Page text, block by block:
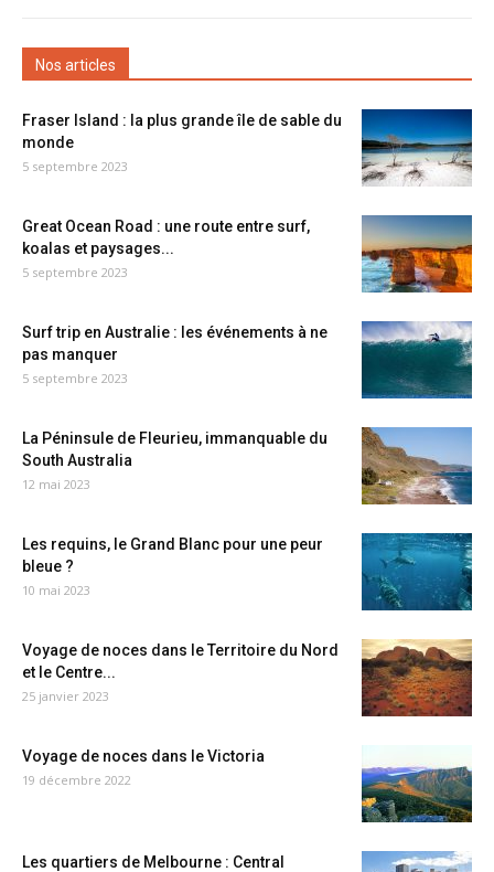
Nos articles
Fraser Island : la plus grande île de sable du
monde
5 septembre 2023
Great Ocean Road : une route entre surf,
koalas et paysages...
5 septembre 2023
Surf trip en Australie : les événements à ne
pas manquer
5 septembre 2023
La Péninsule de Fleurieu, immanquable du
South Australia
12 mai 2023
Les requins, le Grand Blanc pour une peur
bleue ?
10 mai 2023
Voyage de noces dans le Territoire du Nord
et le Centre...
25 janvier 2023
Voyage de noces dans le Victoria
19 décembre 2022
Les quartiers de Melbourne : Central